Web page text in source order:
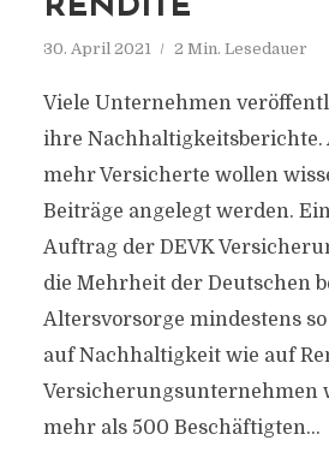
RENDITE
30. April 2021 2 Min. Lesedauer
Viele Unternehmen
ihre
mehr Versicherte wollen
Beiträge angelegt werden.
Auftrag der DEVK
die Mehrheit der Deutschen
Altersvorsorge mindestens
auf Nachhaltigkeit wie auf
Versicherungsunternehmen
mehr als 500 Beschäftigten...